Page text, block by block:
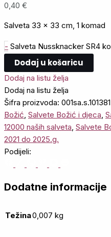
0,40 €
Salveta 33 x 33 cm, 1 komad
- Salveta Nussknacker SR4
Dodaj u košaricu
Dodaj na listu želja
Dodaj na listu želja
Šifra proizvoda: 001sa.s.101381
Božić, Salvete Božić i djeca,
12000 naših salveta, Salvete
2021 do 2025.g.
Podijeli:
Dodatne informacije
Težina0,007 kg